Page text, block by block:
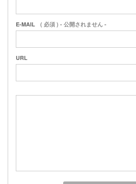
E-MAIL ( 必須 ) - 公開されません -
URL